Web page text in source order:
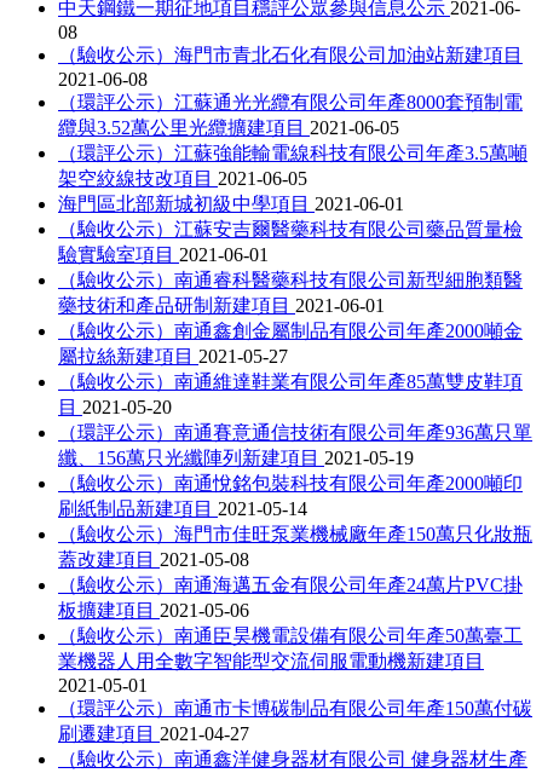
中天鋼鐵一期征地項目穩評公眾參與信息公示 2021-06-
08
（驗收公示）海門市青北石化有限公司加油站新建項目
2021-06-08
（環評公示）江蘇通光光纜有限公司年產8000套預制電
纜與3.52萬公里光纜擴建項目 2021-06-05
（環評公示）江蘇強能輸電線科技有限公司年產3.5萬噸
架空絞線技改項目 2021-06-05
海門區北部新城初級中學項目 2021-06-01
（驗收公示）江蘇安吉爾醫藥科技有限公司藥品質量檢
驗實驗室項目 2021-06-01
（驗收公示）南通睿科醫藥科技有限公司新型細胞類醫
藥技術和產品研制新建項目 2021-06-01
（驗收公示）南通鑫創金屬制品有限公司年產2000噸金
屬拉絲新建項目 2021-05-27
（驗收公示）南通維達鞋業有限公司年產85萬雙皮鞋項
目 2021-05-20
（環評公示）南通賽意通信技術有限公司年產936萬只單
纖、156萬只光纖陣列新建項目 2021-05-19
（驗收公示）南通悅銘包裝科技有限公司年產2000噸印
刷紙制品新建項目 2021-05-14
（驗收公示）海門市佳旺泵業機械廠年產150萬只化妝瓶
蓋改建項目 2021-05-08
（驗收公示）南通海邁五金有限公司年產24萬片PVC掛
板擴建項目 2021-05-06
（驗收公示）南通臣昊機電設備有限公司年產50萬臺工
業機器人用全數字智能型交流伺服電動機新建項目
2021-05-01
（環評公示）南通市卡博碳制品有限公司年產150萬付碳
刷遷建項目 2021-04-27
（驗收公示）南通鑫洋健身器材有限公司 健身器材生產